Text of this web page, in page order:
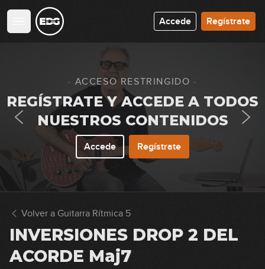
Accede Regístrate
· ACCESO RESTRINGIDO ·
REGÍSTRATE Y ACCEDE A TODOS
NUESTROS CONTENIDOS
Accede Regístrate
Volver a Guitarra Rítmica 5
INVERSIONES DROP 2 DEL
ACORDE Maj7